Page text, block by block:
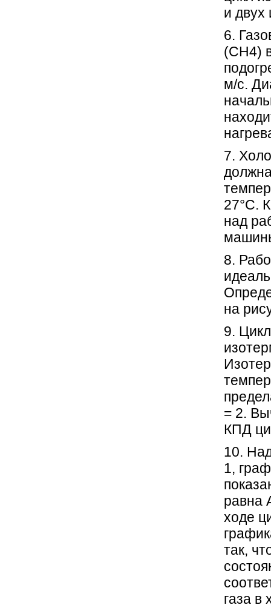
и двух
6.
(CH4)
м/с.
7.
27°С.
над
8.
на
9.
= 2.
КПД
10.
1,
равна
ходе
так,
газа в